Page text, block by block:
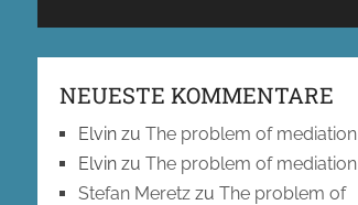
NEUESTE KOMMENTARE
Elvin zuThe problem of mediation
Elvin zuThe problem of mediation
Stefan Meretz zuThe problem of